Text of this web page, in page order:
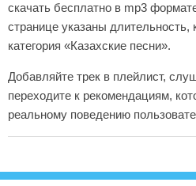
скачать бесплатно в mp3
странице указаны
категория «Казахские песни».
Добавляйте трек в плейлист,
переходите к рекомендациям,
реальному поведению